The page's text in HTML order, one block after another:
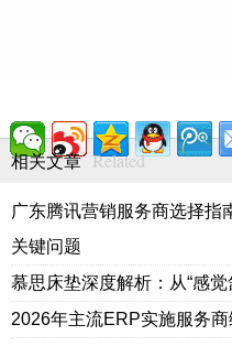
相关文章 Related
广东腾讯营销服务商选择指
关键问题
慕思床垫深度解析：从“感觉
2026年主流ERP实施服务